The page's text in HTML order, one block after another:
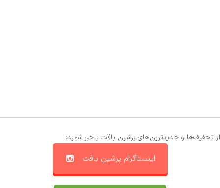
از تخفیف‌ها و جدیدترین‌های پرشین بافت باخبر شوید:
اینستاگرام پرشین بافت